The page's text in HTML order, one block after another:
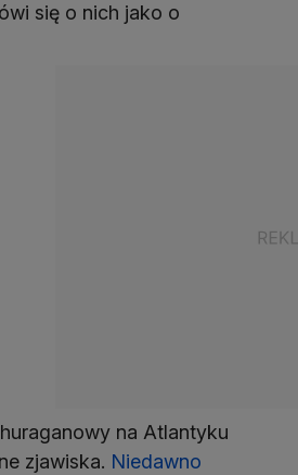
się o nich jako o
na Atlantyku
zjawiska. Niedawno